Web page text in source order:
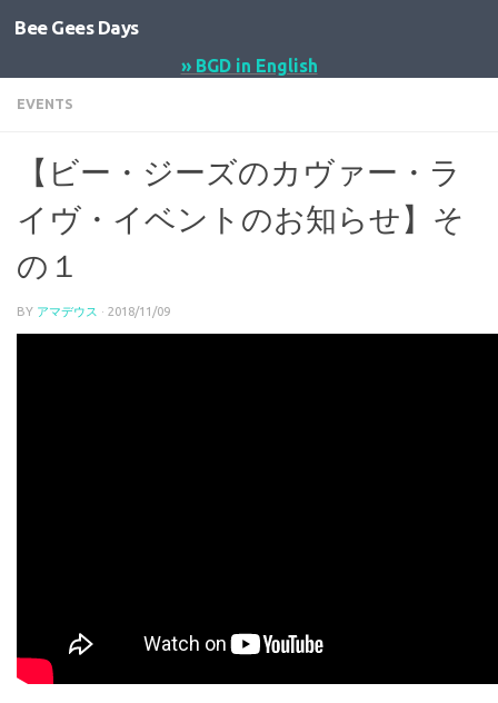
コンテンツへスキップ
Bee Gees Days
» BGD in English
EVENTS
【ビー・ジーズのカヴァー・ラ
イヴ・イベントのお知らせ】そ
の１
BY アマデウス · 2018/11/09